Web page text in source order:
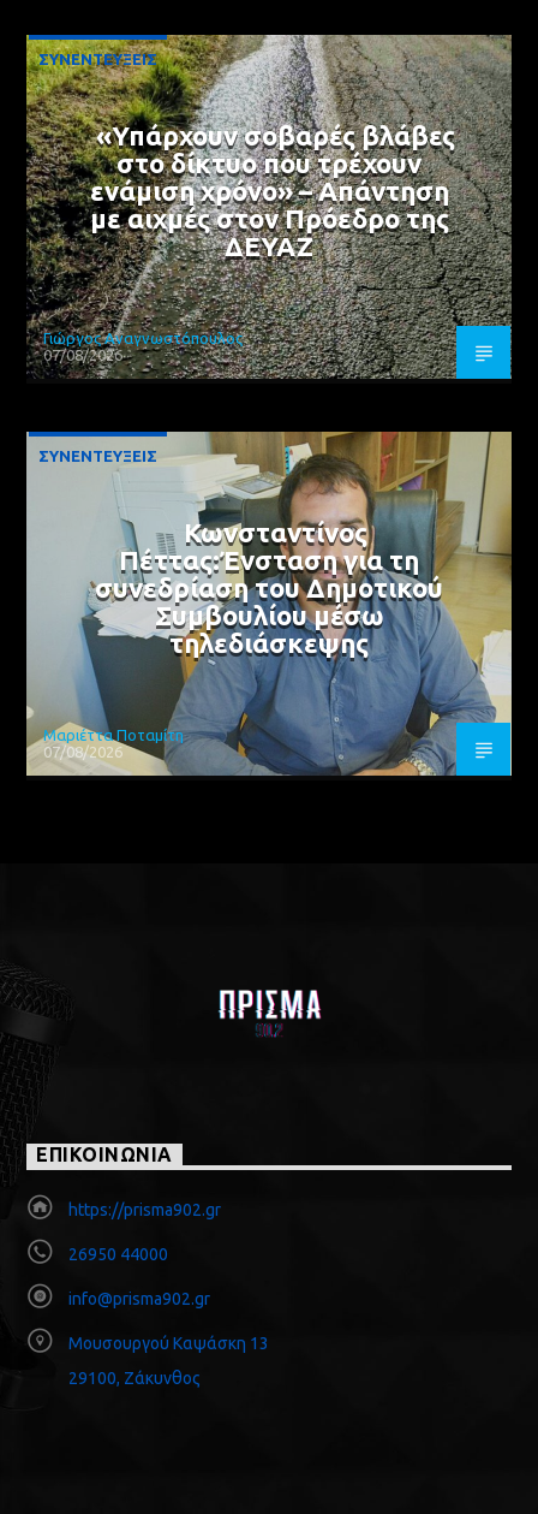
ΣΥΝΕΝΤΕΥΞΕΙΣ
«Υπάρχουν σοβαρές βλάβες
στο δίκτυο που τρέχουν
ενάμιση χρόνο» – Απάντηση
με αιχμές στον Πρόεδρο της
ΔΕΥΑΖ
Γιώργος Αναγνωστόπουλος
07/08/2026
ΣΥΝΕΝΤΕΥΞΕΙΣ
Κωνσταντίνος
Πέττας:Ένσταση για τη
συνεδρίαση του Δημοτικού
Συμβουλίου μέσω
τηλεδιάσκεψης
Μαριέττα Ποταμίτη
07/08/2026
ΕΠΙΚΟΙΝΩΝΙΑ
https://prisma902.gr
26950 44000
info@prisma902.gr
Μουσουργού Καψάσκη 13
29100, Ζάκυνθος